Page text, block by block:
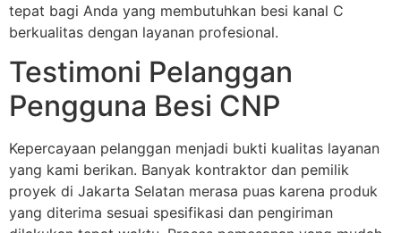
tepat bagi Anda yang membutuhkan besi kanal C
berkualitas dengan layanan profesional.
Testimoni Pelanggan
Pengguna Besi CNP
Kepercayaan pelanggan menjadi bukti kualitas layanan
yang kami berikan. Banyak kontraktor dan pemilik
proyek di Jakarta Selatan merasa puas karena produk
yang diterima sesuai spesifikasi dan pengiriman